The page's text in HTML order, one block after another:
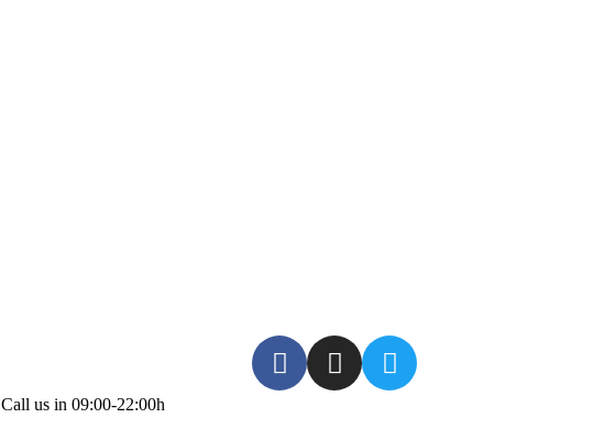
Call us in 09:00-22:00h